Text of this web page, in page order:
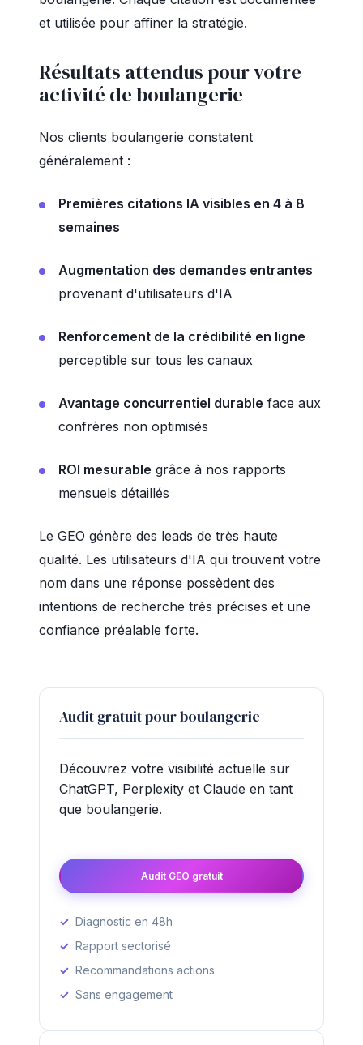
et utilisée pour affiner la stratégie.
Résultats attendus pour votre
activité de boulangerie
Nos clients boulangerie constatent
généralement :
Premières citations IA visibles en 4 à 8
semaines
Augmentation des demandes entrantes
provenant d'utilisateurs d'IA
Renforcement de la crédibilité en ligne
perceptible sur tous les canaux
Avantage concurrentiel durable face aux
confrères non optimisés
ROI mesurable grâce à nos rapports
mensuels détaillés
Le GEO génère des leads de très haute
qualité. Les utilisateurs d'IA qui trouvent votre
nom dans une réponse possèdent des
intentions de recherche très précises et une
confiance préalable forte.
Audit gratuit pour boulangerie
Découvrez votre visibilité actuelle sur
ChatGPT, Perplexity et Claude en tant
que boulangerie.
Audit GEO gratuit
Diagnostic en 48h
Rapport sectorisé
Recommandations actions
Sans engagement